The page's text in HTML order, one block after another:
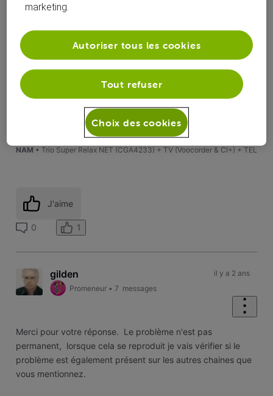
Pas mal de coupures ces derniers jours sur France 2 aussi.
RAS sur les autres chaines. Ai mis ça sur le compte d'un
souci de réception sat en raison du mauvais temps (vent) de
ces derniers jours…
• Télédistribution seule (Voobox)
• Télédistribution seule (Voobox & CI+)
NAM • Trio Super Relax NET (CGA4233) + TV (Voocorder & CI+) + TEL
J'aime
0 1
gilden
Promeneur • 7 messages
il y a 2 ans
Merci pour votre réponse. Le problème n'est pas
permanent, lorsque cela se reproduit je vais vérifier si le
problème est également présent sur les autres chaines que
vous mentionnez.
marketing.
Tout refuser
Autoriser tous les cookies
Choix des cookies